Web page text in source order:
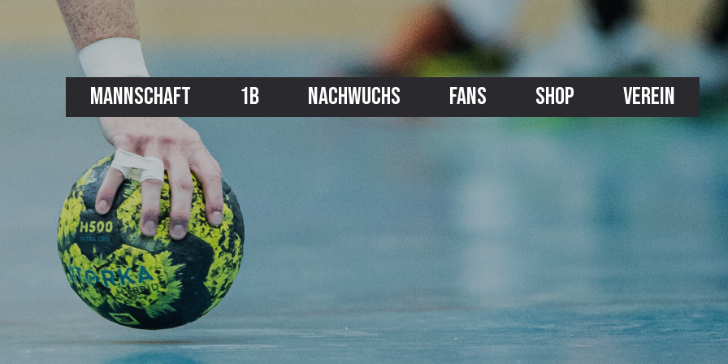
MANNSCHAFT 1B NACHWUCHS FANS SHOP VEREIN